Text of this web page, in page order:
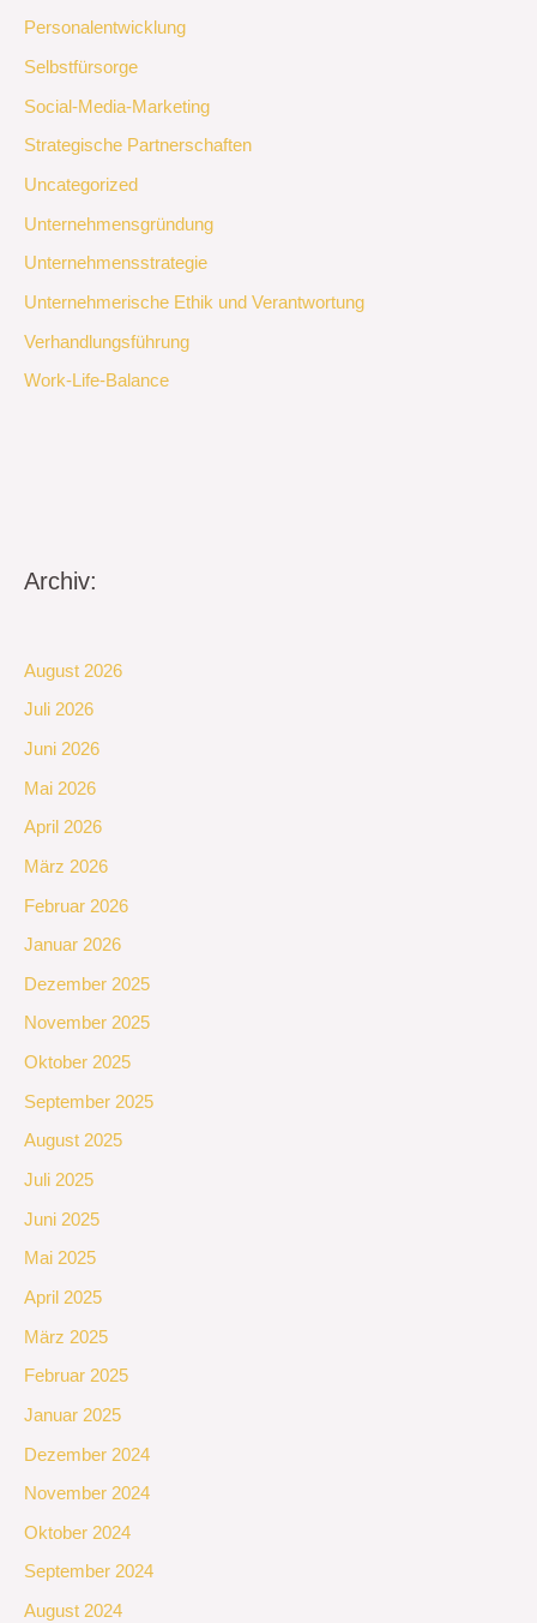
Personalentwicklung
Selbstfürsorge
Social-Media-Marketing
Strategische Partnerschaften
Uncategorized
Unternehmensgründung
Unternehmensstrategie
Unternehmerische Ethik und Verantwortung
Verhandlungsführung
Work-Life-Balance
Archiv:
August 2026
Juli 2026
Juni 2026
Mai 2026
April 2026
März 2026
Februar 2026
Januar 2026
Dezember 2025
November 2025
Oktober 2025
September 2025
August 2025
Juli 2025
Juni 2025
Mai 2025
April 2025
März 2025
Februar 2025
Januar 2025
Dezember 2024
November 2024
Oktober 2024
September 2024
August 2024